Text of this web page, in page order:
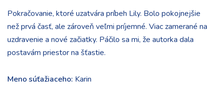
Pokračovanie, ktoré uzatvára príbeh Lily. Bolo pokojnejšie
než prvá časť, ale zároveň veľmi príjemné. Viac zamerané na
uzdravenie a nové začiatky. Páčilo sa mi, že autorka dala
postavám priestor na šťastie.
Meno súťažiaceho: Karin